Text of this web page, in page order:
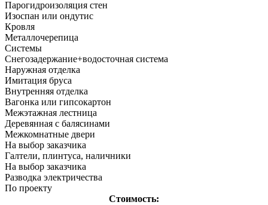
Парогидроизоляция стен
Изоспан или ондутис
Кровля
Металлочерепица
Системы
Снегозадержание+водосточная система
Наружная отделка
Имитация бруса
Внутренняя отделка
Вагонка или гипсокартон
Межэтажная лестница
Деревянная с балясинами
Межкомнатные двери
На выбор заказчика
Галтели, плинтуса, наличники
На выбор заказчика
Разводка электричества
По проекту
Стоимость: